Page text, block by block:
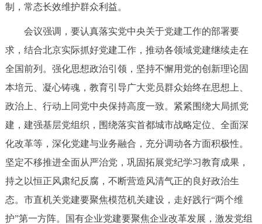
制，常态长效维护群众利益。
会议强调，要认真落实党中央关于党建工作的部署要
求，结合北京实际抓好党建工作，推动各领域党建继续走在
全国前列。强化思想政治引领，坚持不懈用党的创新理论固
本培元、凝心铸魂，教育引导广大党员群众始终在思想上、
政治上、行动上同党中央保持高度一致。紧紧围绕大局抓党
建，建强基层党组织，围绕落实首都城市战略定位、全面深
化改革等，深化党建与业务融合，充分调动各方面积极性。
坚定不移推进全面从严治党，巩固拓展党纪学习教育成果，
持之以恒正风肃纪反腐，不断营造风清气正的良好政治生
态。市直机关党建要聚焦模范机关建设，走好践行“两个维
护”第一方阵。国有企业党建要聚焦企业改革发展，激发党组